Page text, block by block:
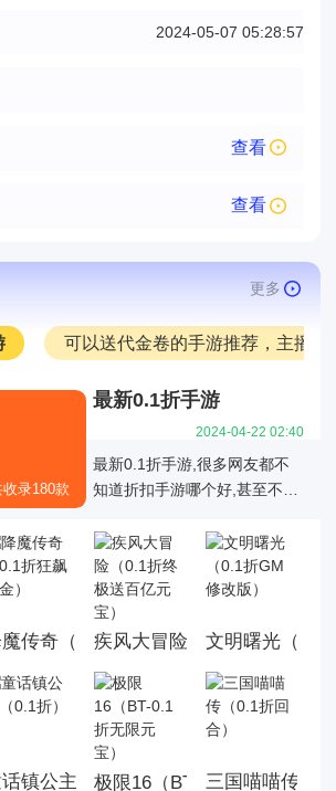
2024-05-07 05:28:57
查看
查看
更多
可以送代金卷的手游推荐，主播推
收录180款
最新0.1折手游
2024-04-22 02:40
最新0.1折手游,很多网友都不
知道折扣手游哪个好,甚至不知
游，也不知道有哪些0.1折手游
是值得我们去玩的,今天白菜就
为大家带来好玩的0.1折手机游
戏大全,这里面的游戏统统充值
都是0.1折，游戏上线就送首
充，而且这几款游戏都是很耐
玩的游戏。玩法丰厚，画面精
美，喜欢就来玩，赶快来下载
体验吧!
好礼）
魔传奇（0.1折狂飙打金）
疾风大冒险（0.1折终极送百
文明曙光（0.1
送超梦）
镇公主（0.1折）极限16（BT-0.1折无限元宝
三国喵喵传（